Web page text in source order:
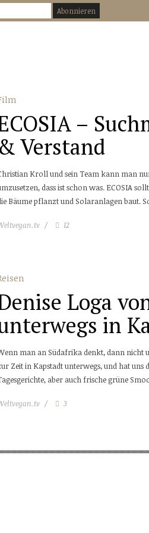
–
& Verstand
Kroll und sein Team kann man
dass ist schon was. ECOSIA
Bäume pflanzt und Solaranlagen baut.
12
Loga
in
man an Südafrika denkt, dann nicht
Zeit in Kapstadt unterwegs, und hat uns
aber auch frische grüne
3